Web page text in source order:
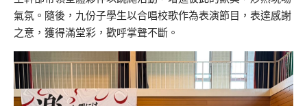
氣氛。隨後，九份子學生以合唱校歌作為表演節目，表達感謝
之意，獲得滿堂彩，歡呼掌聲不斷。